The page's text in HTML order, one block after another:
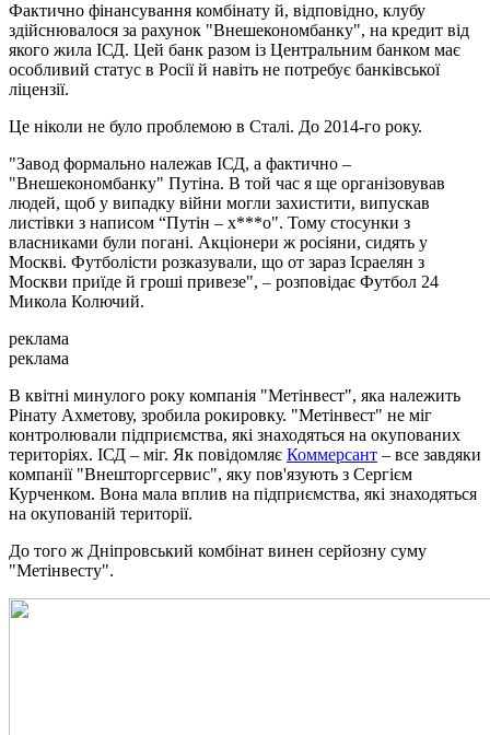
Фактично фінансування комбінату й, відповідно, клубу
здійснювалося за рахунок "Внешекономбанку", на кредит від
якого жила ІСД. Цей банк разом із Центральним банком має
особливий статус в Росії й навіть не потребує банківської
ліцензії.
Це ніколи не було проблемою в Сталі. До 2014-го року.
"Завод формально належав ІСД, а фактично –
"Внешекономбанку" Путіна. В той час я ще організовував
людей, щоб у випадку війни могли захистити, випускав
листівки з написом “Путін – х***о". Тому стосунки з
власниками були погані. Акціонери ж росіяни, сидять у
Москві. Футболісти розказували, що от зараз Ісраелян з
Москви приїде й гроші привезе", – розповідає Футбол 24
Микола Колючий.
реклама
реклама
В квітні минулого року компанія "Метінвест", яка належить
Рінату Ахметову, зробила рокировку. "Метінвест" не міг
контролювали підприємства, які знаходяться на окупованих
територіях. ІСД – міг. Як повідомляє Коммерсант – все завдяки
компанії "Внешторгсервис", яку пов'язують з Сергієм
Курченком. Вона мала вплив на підприємства, які знаходяться
на окупованій території.
До того ж Дніпровський комбінат винен серйозну суму
"Метінвесту".